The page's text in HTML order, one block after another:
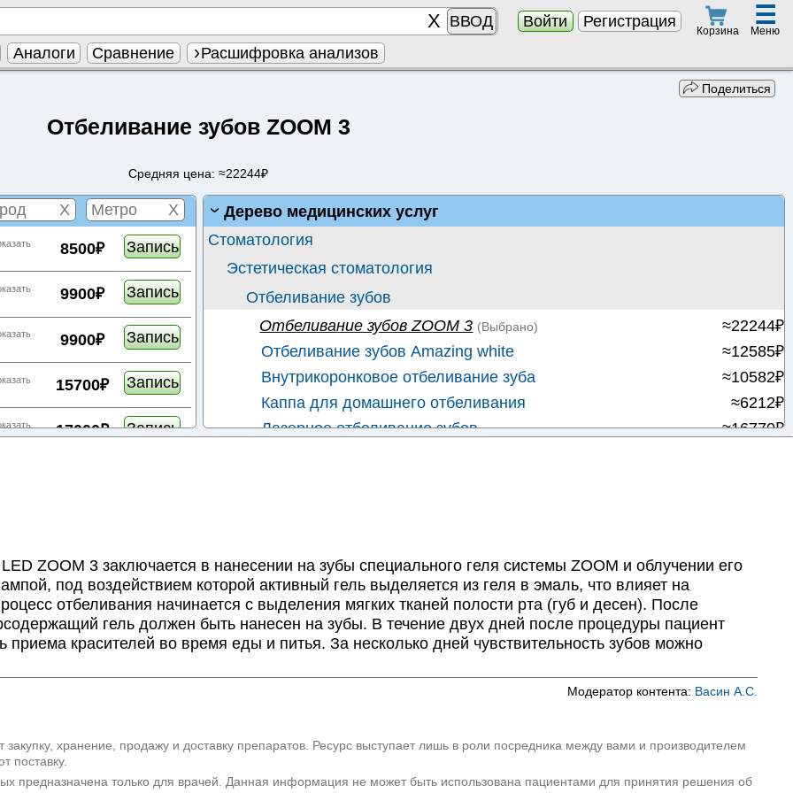
ВВОД Войти Регистрация
Корзина
☰
Меню
Аналоги Сравнение Расшифровка анализов
Поделиться
Отбеливание зубов ZOOM 3
Средняя цена: ≈22244₽
X X
Запись
8500₽
Запись
9900₽
Запись
9900₽
Запись
15700₽
Запись
17000₽
Запись
20800₽
Запись
21500₽
Запись
22000₽
25000₽
Дерево медицинских услуг
Стоматология
Эстетическая стоматология
Отбеливание зубов
Отбеливание зубов ZOOM 3 (Выбрано)
≈22244₽
Отбеливание зубов Amazing white
≈12585₽
Внутрикоронковое отбеливание зуба
≈10582₽
Каппа для домашнего отбеливания
≈6212₽
Лазерное отбеливание зубов
≈16770₽
ZOOM 3 заключается в нанесении на зубы специального геля системы ZOOM и облучении его
под воздействием которой активный гель выделяется из геля в эмаль, что влияет на
отбеливания начинается с выделения мягких тканей полости рта (губ и десен). После
гель должен быть нанесен на зубы. В течение двух дней после процедуры пациент
приема красителей во время еды и питья. За несколько дней чувствительность зубов можно
Модератор контента: Васин А.С.
хранение, продажу и доставку препаратов. Ресурс выступает лишь в роли посредника между вами и производителем
поставку.
предназначена только для врачей. Данная информация не может быть использована пациентами для принятия решения об